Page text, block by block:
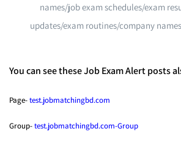
names/job exam schedules/exam
updates/exam routines/company
You can see these Job Exam Alert posts
Page-test.jobmatchingbd.com
Group-test.jobmatchingbd.com-Group